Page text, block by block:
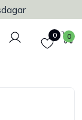
Logga in
Favoriter
0 0